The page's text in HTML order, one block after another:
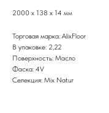
2000 х 138 х 14 мм
Торговая марка: AlixFloor
В упаковке: 2,22
Поверхность: Масло
Фаска: 4V
Селекция: Mix Natur